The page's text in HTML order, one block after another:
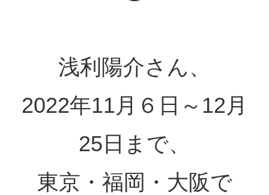
浅利陽介さん、
2022年11月６日～12月
25日まで、
東京・福岡・大阪で